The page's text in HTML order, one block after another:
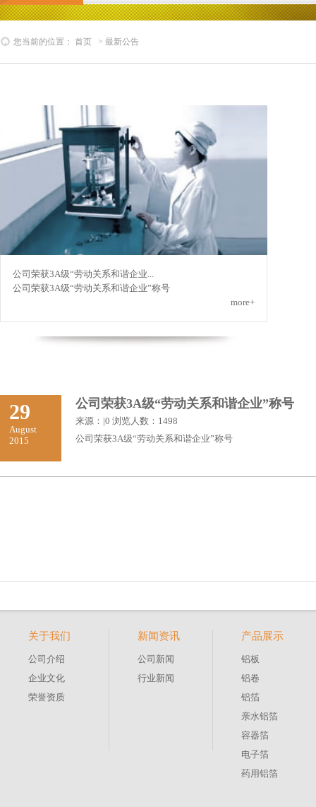
您当前的位置： 首页 > 最新公告
公司荣获3A级“劳动关系和谐企业...
公司荣获3A级“劳动关系和谐企业”称号
more+
29
August
2015
公司荣获3A级“劳动关系和谐企业”称号
来源：|0 浏览人数：1498
公司荣获3A级“劳动关系和谐企业”称号
关于我们
公司介绍
企业文化
荣誉资质
新闻资讯
公司新闻
行业新闻
产品展示
铝板
铝卷
铝箔
亲水铝箔
容器箔
电子箔
药用铝箔